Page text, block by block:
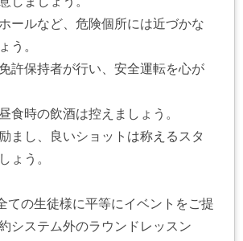
ールなど、危険個所には近づかな
う。
許保持者が行い、安全運転を心が
食時の飲酒は控えましょう。
まし、良いショットは称えるスタ
ょう。
ての生徒様に平等にイベントをご提
システム外のラウンドレッスン